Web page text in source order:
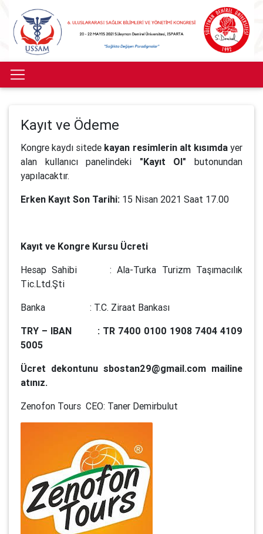
Kayıt ve Ödeme
Kongre kaydı sitede kayan resimlerin alt kısımdayer
alan kullanıcı panelindeki "Kayıt Ol"
butonundan
yapılacaktır.
Erken Kayıt Son Tarihi: 15 Nisan 2021 Saat 17.00
Kayıt ve Kongre Kursu Ücreti
Hesap Sahibi : Ala-Turka Turizm Taşımacılık
Tic.Ltd.Şti
Banka : T.C. Ziraat Bankası
TRY – IBAN : TR 7400 0100 1908 7404 4109
5005
Ücret dekontunu sbostan29@gmail.com mailine
atınız.
Zenofon Tours CEO: Taner Demirbulut